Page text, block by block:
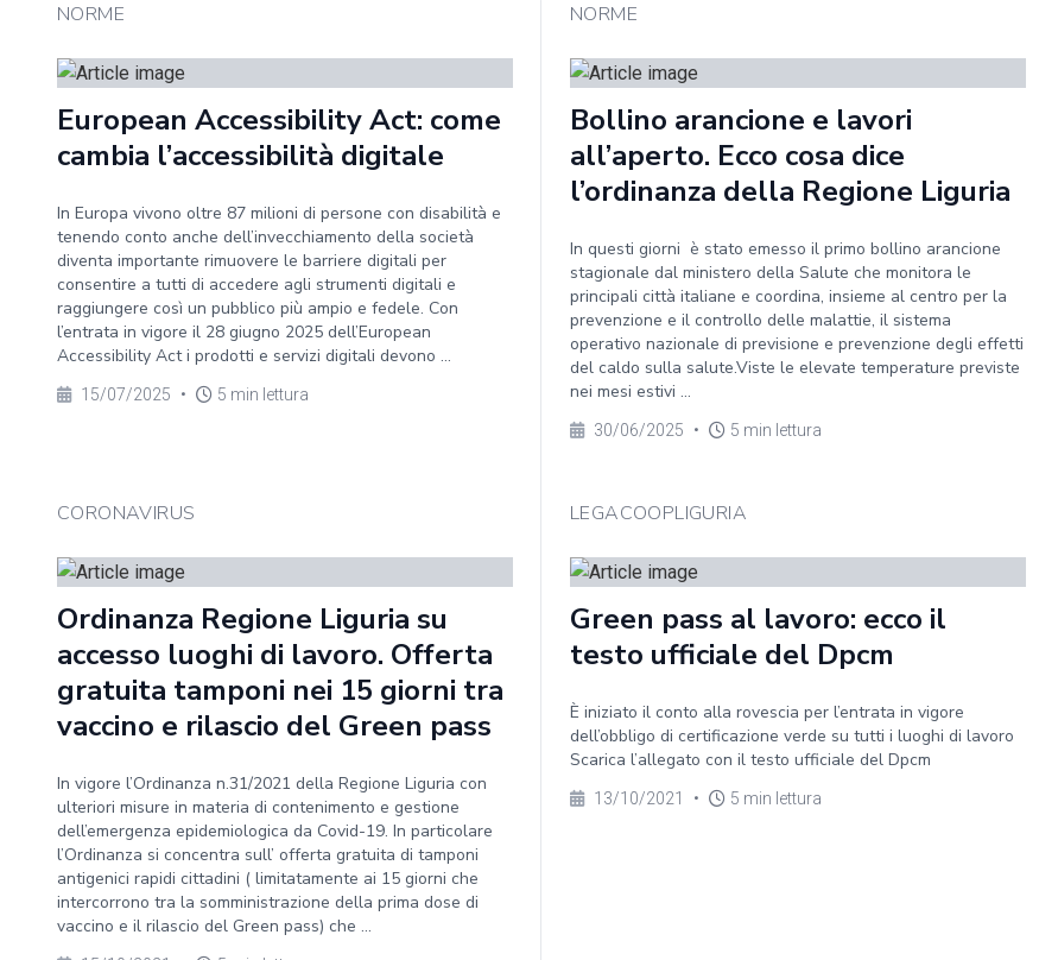
NORME
European Accessibility Act: come
cambia l’accessibilità digitale
In Europa vivono oltre 87 milioni di persone con disabilità e
tenendo conto anche dell’invecchiamento della società
diventa importante rimuovere le barriere digitali per
consentire a tutti di accedere agli strumenti digitali e
raggiungere così un pubblico più ampio e fedele. Con
l’entrata in vigore il 28 giugno 2025 dell’European
Accessibility Act i prodotti e servizi digitali devono ...
15/07/2025 • 5 min lettura
NORME
Bollino arancione e lavori
all’aperto. Ecco cosa dice
l’ordinanza della Regione Liguria
In questi giorni è stato emesso il primo bollino arancione
stagionale dal ministero della Salute che monitora le
principali città italiane e coordina, insieme al centro per la
prevenzione e il controllo delle malattie, il sistema
operativo nazionale di previsione e prevenzione degli effetti
del caldo sulla salute.Viste le elevate temperature previste
nei mesi estivi ...
30/06/2025 • 5 min lettura
CORONAVIRUS
Ordinanza Regione Liguria su
accesso luoghi di lavoro. Offerta
gratuita tamponi nei 15 giorni tra
vaccino e rilascio del Green pass
In vigore l’Ordinanza n.31/2021 della Regione Liguria con
ulteriori misure in materia di contenimento e gestione
dell’emergenza epidemiologica da Covid-19. In particolare
l’Ordinanza si concentra sull’ offerta gratuita di tamponi
antigenici rapidi cittadini ( limitatamente ai 15 giorni che
intercorrono tra la somministrazione della prima dose di
vaccino e il rilascio del Green pass) che ...
LEGACOOPLIGURIA
Green pass al lavoro: ecco il
testo ufficiale del Dpcm
È iniziato il conto alla rovescia per l’entrata in vigore
dell’obbligo di certificazione verde su tutti i luoghi di lavoro
Scarica l’allegato con il testo ufficiale del Dpcm
13/10/2021 • 5 min lettura